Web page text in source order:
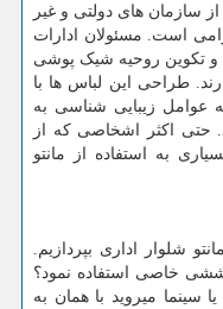
سازمان های دولتی و غیر
است. مسئولان ادارات
و تکوین روحیه شیک پوشی
طراحی این لباس ها با
عوامل زیبایی شناسی به
اکثر اشخاصی که از
به استفاده از مانتو
شلوار اداری بپردازیم.
خاصی استفاده نمود؟
سینما میروید با همان به